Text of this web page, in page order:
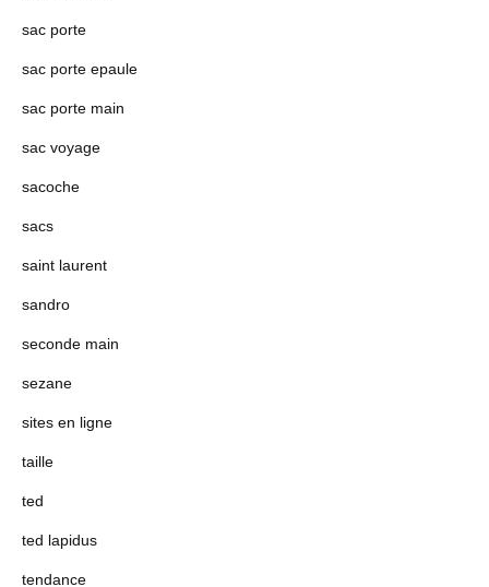
sac porte
sac porte epaule
sac porte main
sac voyage
sacoche
sacs
saint laurent
sandro
seconde main
sezane
sites en ligne
taille
ted
ted lapidus
tendance